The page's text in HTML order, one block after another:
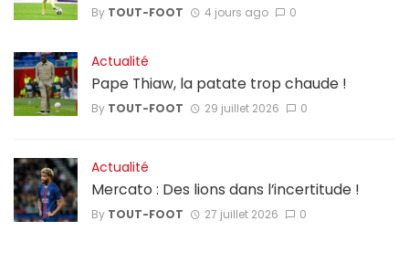
By TOUT-FOOT 4 jours ago 0
Actualité
Pape Thiaw, la patate trop chaude !
By TOUT-FOOT 29 juillet 2026 0
Actualité
Mercato : Des lions dans l’incertitude !
By TOUT-FOOT 27 juillet 2026 0